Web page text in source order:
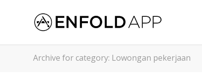
Archive for category: Lowongan pekerjaan